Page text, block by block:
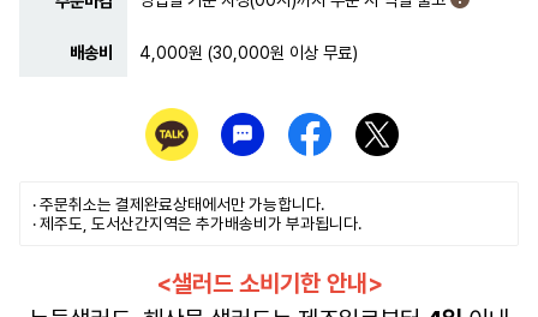
배송비 4,000원 (30,000원 이상 무료)
· 주문취소는 결제완료상태에서만 가능합니다.
· 제주도, 도서산간지역은 추가배송비가 부과됩니다.
<샐러드 소비기한 안내>